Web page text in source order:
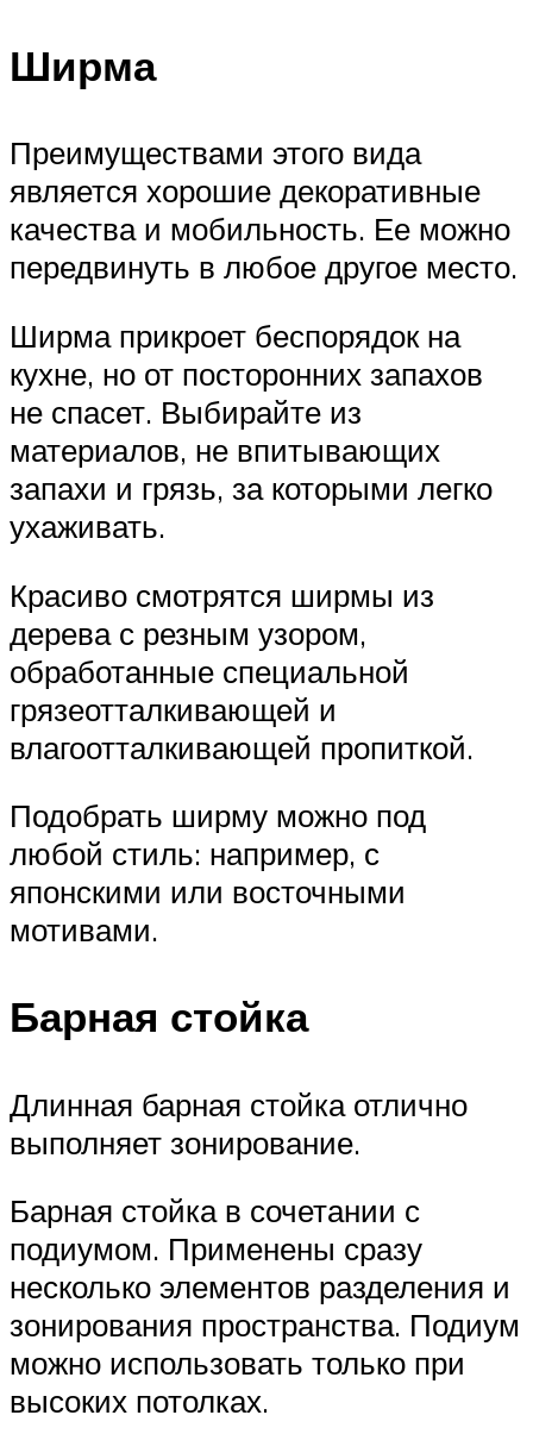
Ширма
Преимуществами этого вида
является хорошие декоративные
качества и мобильность. Ее можно
передвинуть в любое другое место.
Ширма прикроет беспорядок на
кухне, но от посторонних запахов
не спасет. Выбирайте из
материалов, не впитывающих
запахи и грязь, за которыми легко
ухаживать.
Красиво смотрятся ширмы из
дерева с резным узором,
обработанные специальной
грязеотталкивающей и
влагоотталкивающей пропиткой.
Подобрать ширму можно под
любой стиль: например, с
японскими или восточными
мотивами.
Барная стойка
Длинная барная стойка отлично
выполняет зонирование.
Барная стойка в сочетании с
подиумом. Применены сразу
несколько элементов разделения и
зонирования пространства. Подиум
можно использовать только при
высоких потолках.